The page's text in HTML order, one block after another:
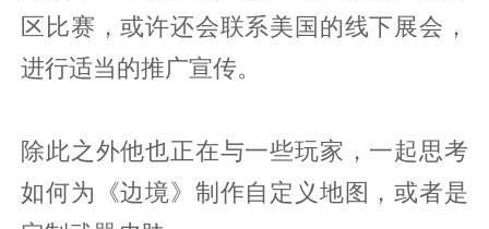
区比赛，或许还会联系美国的线下展会，
进行适当的推广宣传。
除此之外他也正在与一些玩家，一起思考
如何为《边境》制作自定义地图，或者是